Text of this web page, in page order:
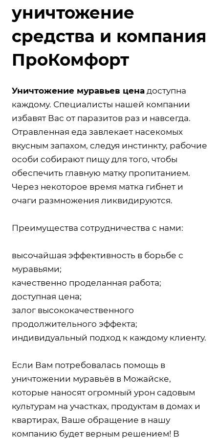
уничтожение
средства и компания
ПроКомфорт
Уничтожение муравьев цена доступна
каждому. Специалисты нашей компании
избавят Вас от паразитов раз и навсегда.
Отравленная еда завлекает насекомых
вкусным запахом, следуя инстинкту, рабочие
особи собирают пищу для того, чтобы
обеспечить главную матку пропитанием.
Через некоторое время матка гибнет и
очаги размножения ликвидируются.
Преимущества сотрудничества с нами:
высочайшая эффективность в борьбе с
муравьями;
качественно проделанная работа;
доступная цена;
залог высококачественного
продолжительного эффекта;
индивидуальный подход к каждому клиенту.
Если Вам потребовалась помощь в
уничтожении муравьёв в Можайске,
которые наносят огромный урон садовым
культурам на участках, продуктам в домах и
квартирах, Ваше обращение в нашу
компанию будет верным решением! В